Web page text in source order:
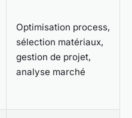
Optimisation process,
sélection matériaux,
gestion de projet,
analyse marché